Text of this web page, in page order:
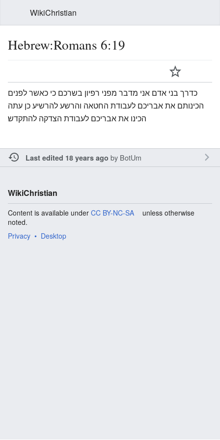
WikiChristian
Hebrew:Romans 6:19
כדרך בני אדם אני מדבר מפני רפיון בשרכם כי כאשר לפנים
הכינותם את אבריכם לעבודת החטאה והרשע להרשיע כן עתה
הכינו את אבריכם לעבודת הצדקה להתקדש׃
Last edited 18 years ago by BotUm
WikiChristian
Content is available under CC BY-NC-SA
unless otherwise
noted.
Privacy
Desktop